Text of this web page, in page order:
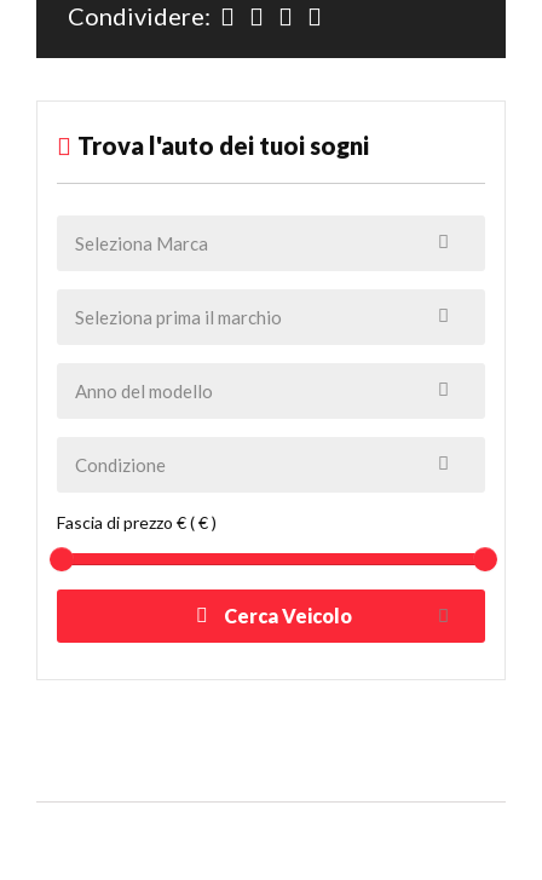
Condividere:
Trova l'auto dei tuoi sogni
Fascia di prezzo € ( € )
Cerca Veicolo